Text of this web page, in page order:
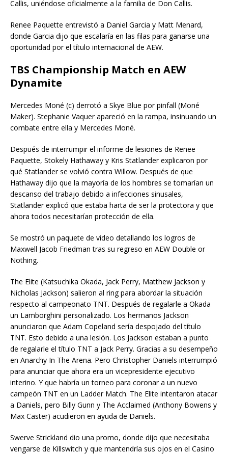
Callis, uniéndose oficialmente a la familia de Don Callis.
Renee Paquette entrevistó a Daniel Garcia y Matt Menard,
donde Garcia dijo que escalaría en las filas para ganarse una
oportunidad por el título internacional de AEW.
TBS Championship Match en AEW
Dynamite
Mercedes Moné (c) derrotó a Skye Blue por pinfall (Moné
Maker). Stephanie Vaquer apareció en la rampa, insinuando un
combate entre ella y Mercedes Moné.
Después de interrumpir el informe de lesiones de Renee
Paquette, Stokely Hathaway y Kris Statlander explicaron por
qué Statlander se volvió contra Willow. Después de que
Hathaway dijo que la mayoría de los hombres se tomarían un
descanso del trabajo debido a infecciones sinusales,
Statlander explicó que estaba harta de ser la protectora y que
ahora todos necesitarían protección de ella.
Se mostró un paquete de video detallando los logros de
Maxwell Jacob Friedman tras su regreso en AEW Double or
Nothing.
The Elite (Katsuchika Okada, Jack Perry, Matthew Jackson y
Nicholas Jackson) salieron al ring para abordar la situación
respecto al campeonato TNT. Después de regalarle a Okada
un Lamborghini personalizado. Los hermanos Jackson
anunciaron que Adam Copeland sería despojado del título
TNT. Esto debido a una lesión. Los Jackson estaban a punto
de regalarle el título TNT a Jack Perry. Gracias a su desempeño
en Anarchy In The Arena. Pero Christopher Daniels interrumpió
para anunciar que ahora era un vicepresidente ejecutivo
interino. Y que habría un torneo para coronar a un nuevo
campeón TNT en un Ladder Match. The Elite intentaron atacar
a Daniels, pero Billy Gunn y The Acclaimed (Anthony Bowens y
Max Caster) acudieron en ayuda de Daniels.
Swerve Strickland dio una promo, donde dijo que necesitaba
vengarse de Killswitch y que mantendría sus ojos en el Casino